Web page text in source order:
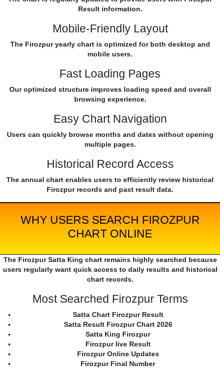
Result information.
Mobile-Friendly Layout
The Firozpur yearly chart is optimized for both desktop and
mobile users.
Fast Loading Pages
Our optimized structure improves loading speed and overall
browsing experience.
Easy Chart Navigation
Users can quickly browse months and dates without opening
multiple pages.
Historical Record Access
The annual chart enables users to efficiently review historical
Firozpur records and past result data.
WHY USERS SEARCH FIROZPUR
CHART ONLINE
The Firozpur Satta King chart remains highly searched because
users regularly want quick access to daily results and historical
chart records.
Most Searched Firozpur Terms
Satta Chart Firozpur Result
Satta Result Firozpur Chart 2026
Satta King Firozpur
Firozpur live Result
Firozpur Online Updates
Firozpur Final Number